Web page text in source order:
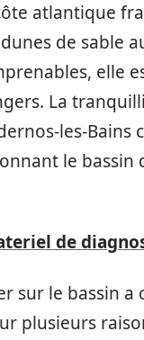
atlantique
de sable
elle
La
les-Bains
le bassin
de
sur le bassin
plusieurs